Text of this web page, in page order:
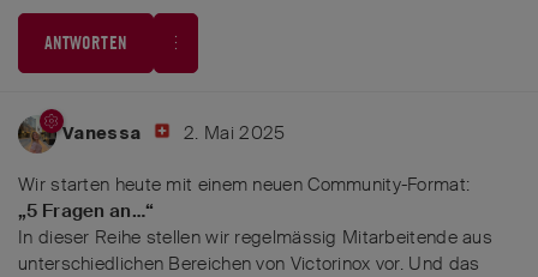
ANTWORTEN
Vanessa 2. Mai 2025
Wir starten heute mit einem neuen Community-Format:
„5 Fragen an…“
In dieser Reihe stellen wir regelmässig Mitarbeitende aus
unterschiedlichen Bereichen von Victorinox vor. Und das